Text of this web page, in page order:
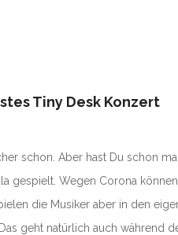
Tiny Desk Konzert
schon. Aber hast Du schon
gespielt. Wegen Corona
die Musiker aber in den
Das geht natürlich auch während